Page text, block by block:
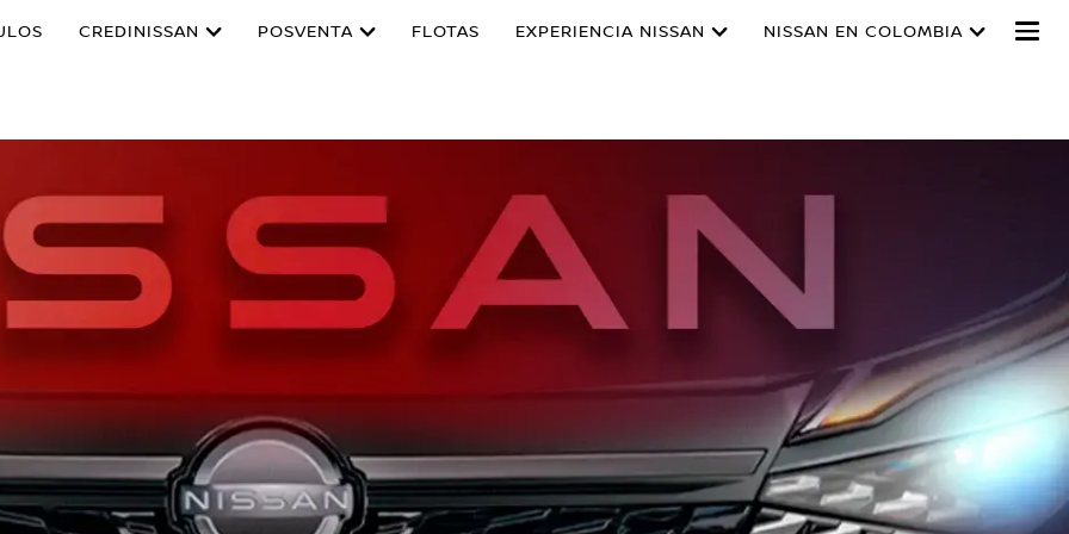
CREDINISSAN POSVENTA FLOTAS EXPERIENCIA NISSAN NISSAN EN COLOMBIA